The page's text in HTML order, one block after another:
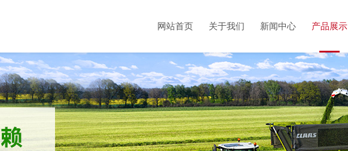
网站首页 关于我们 新闻中心 产品展示